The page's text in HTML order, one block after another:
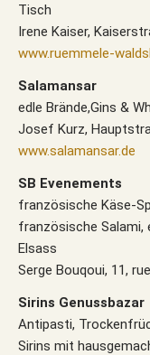
Tisch
Irene Kaiser,
www.ruemmele-
Salamansar
edle Brände,Gins &
Josef Kurz,
www.salamansar.de
SB Evenements
französische Käse-
französische Salami,
Elsass
Serge Bouqoui, 11,
Sirins Genussbazar
Antipasti,
Sirins mit